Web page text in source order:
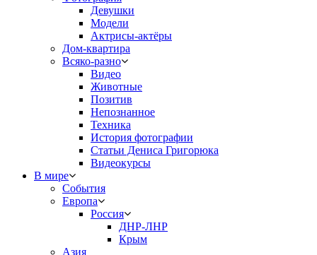
Девушки
Модели
Актрисы-актёры
Дом-квартира
Всяко-разно
Видео
Животные
Позитив
Непознанное
Техника
История фотографии
Статьи Дениса Григорюка
Видеокурсы
В мире
События
Европа
Россия
ДНР-ЛНР
Крым
Азия